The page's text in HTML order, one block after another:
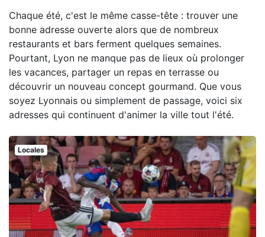
Chaque été, c'est le même casse-tête : trouver une
bonne adresse ouverte alors que de nombreux
restaurants et bars ferment quelques semaines.
Pourtant, Lyon ne manque pas de lieux où prolonger
les vacances, partager un repas en terrasse ou
découvrir un nouveau concept gourmand. Que vous
soyez Lyonnais ou simplement de passage, voici six
adresses qui continuent d'animer la ville tout l'été.
Locales